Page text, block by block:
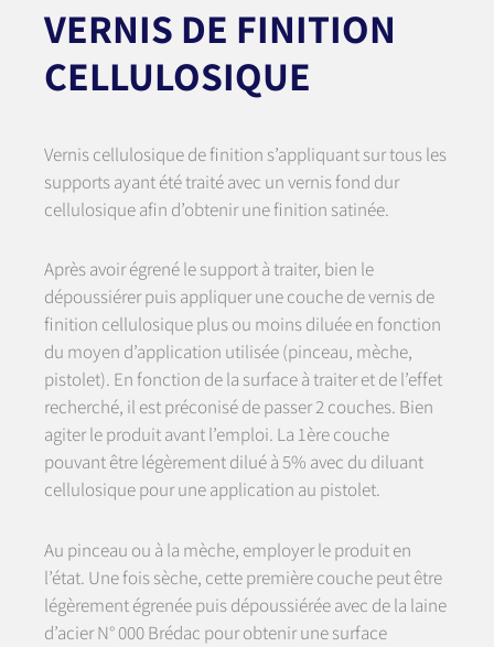
VERNIS DE FINITION
CELLULOSIQUE
Vernis cellulosique de finition s’appliquant sur tous les
supports ayant été traité avec un vernis fond dur
cellulosique afin d’obtenir une finition satinée.
Après avoir égrené le support à traiter, bien le
dépoussiérer puis appliquer une couche de vernis de
finition cellulosique plus ou moins diluée en fonction
du moyen d’application utilisée (pinceau, mèche,
pistolet). En fonction de la surface à traiter et de l’effet
recherché, il est préconisé de passer 2 couches. Bien
agiter le produit avant l’emploi. La 1ère couche
pouvant être légèrement dilué à 5% avec du diluant
cellulosique pour une application au pistolet.
Au pinceau ou à la mèche, employer le produit en
l’état. Une fois sèche, cette première couche peut être
légèrement égrenée puis dépoussiérée avec de la laine
d’acier N° 000 Brédac pour obtenir une surface